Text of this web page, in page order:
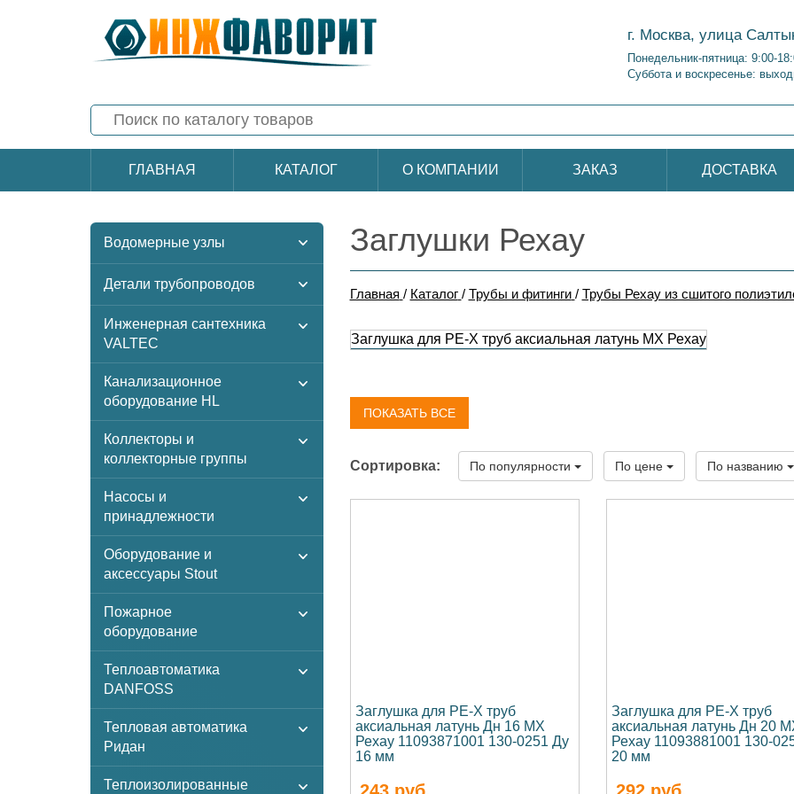
г. Москва, улица
Понедельник-пятница: 9:00-
Суббота и воскресенье:
ГЛАВНАЯ КАТАЛОГ О КОМПАНИИ ЗАКАЗ ДОСТАВКА
Водомерные узлы
Детали трубопроводов
Инженерная сантехника
VALTEC
Канализационное
оборудование HL
Коллекторы и
коллекторные группы
Насосы и
принадлежности
Оборудование и
аксессуары Stout
Пожарное
оборудование
Теплоавтоматика
DANFOSS
Тепловая автоматика
Ридан
Теплоизолированные
Заглушки Рехау
Главная / Каталог / Трубы и фитинги / Трубы Рехау из сшитого
Заглушка для PE-X труб аксиальная латунь MX Рехау
ПОКАЗАТЬ ВСЕ
Сортировка: По популярности По цене По названию
Заглушка для PE-X труб
аксиальная латунь Дн 16 MX
Рехау 11093871001 130-0251 Ду
16 мм
Заглушка для PE-X труб
аксиальная латунь Дн 20
Рехау 11093881001 130-
20 мм